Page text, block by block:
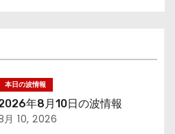
本日の波情報
年8月10日の波情報
月 10, 2026